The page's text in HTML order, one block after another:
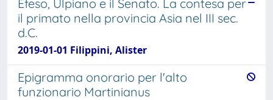
Efeso, Ulpiano e il Senato. La contesa per
il primato nella provincia Asia nel III sec.
d.C.
2019-01-01 Filippini, Alister
Epigramma onorario per l'alto
funzionario Martinianus